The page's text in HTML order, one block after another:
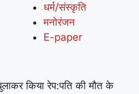
धर्म/संस्कृति
मनोरंजन
E-paper
किया रेप:पति की मौत के